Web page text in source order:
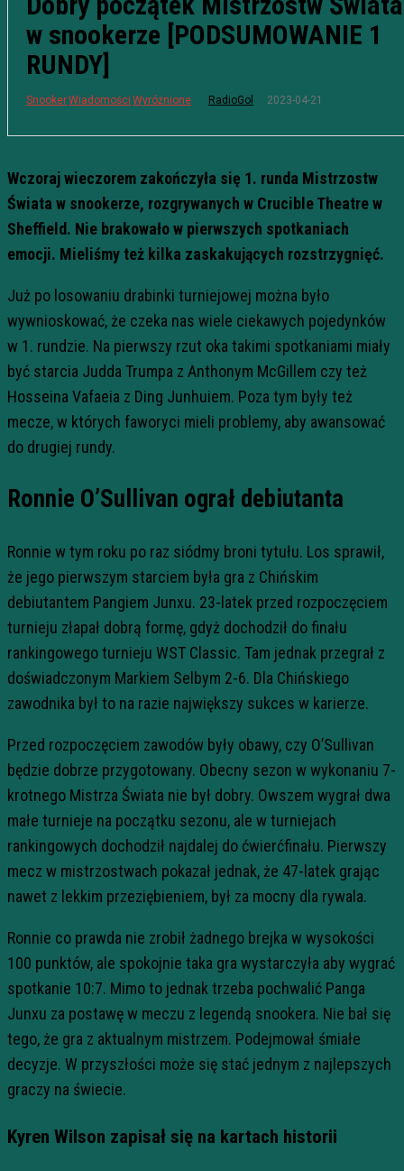
w snookerze [PODSUMOWANIE 1
RUNDY]
SnookerWiadomości Wyróżnione RadioGol 2023-04-21
Wczoraj wieczorem zakończyła się 1. runda Mistrzostw
Świata w snookerze, rozgrywanych w Crucible Theatre w
Sheffield. Nie brakowało w pierwszych spotkaniach
emocji. Mieliśmy też kilka zaskakujących rozstrzygnięć.
Już po losowaniu drabinki turniejowej można było
wywnioskować, że czeka nas wiele ciekawych pojedynków
w 1. rundzie. Na pierwszy rzut oka takimi spotkaniami miały
być starcia Judda Trumpa z Anthonym McGillem czy też
Hosseina Vafaeia z Ding Junhuiem. Poza tym były też
mecze, w których faworyci mieli problemy, aby awansować
do drugiej rundy.
Ronnie O’Sullivan ograł debiutanta
Ronnie w tym roku po raz siódmy broni tytułu. Los sprawił,
że jego pierwszym starciem była gra z Chińskim
debiutantem Pangiem Junxu. 23-latek przed rozpoczęciem
turnieju złapał dobrą formę, gdyż dochodził do finału
rankingowego turnieju WST Classic. Tam jednak przegrał z
doświadczonym Markiem Selbym 2-6. Dla Chińskiego
zawodnika był to na razie największy sukces w karierze.
Przed rozpoczęciem zawodów były obawy, czy O’Sullivan
będzie dobrze przygotowany. Obecny sezon w wykonaniu 7-
krotnego Mistrza Świata nie był dobry. Owszem wygrał dwa
małe turnieje na początku sezonu, ale w turniejach
rankingowych dochodził najdalej do ćwierćfinału. Pierwszy
mecz w mistrzostwach pokazał jednak, że 47-latek grając
nawet z lekkim przeziębieniem, był za mocny dla rywala.
Ronnie co prawda nie zrobił żadnego brejka w wysokości
100 punktów, ale spokojnie taka gra wystarczyła aby wygrać
spotkanie 10:7. Mimo to jednak trzeba pochwalić Panga
Junxu za postawę w meczu z legendą snookera. Nie bał się
tego, że gra z aktualnym mistrzem. Podejmował śmiałe
decyzje. W przyszłości może się stać jednym z najlepszych
graczy na świecie.
Kyren Wilson zapisał się na kartach historii